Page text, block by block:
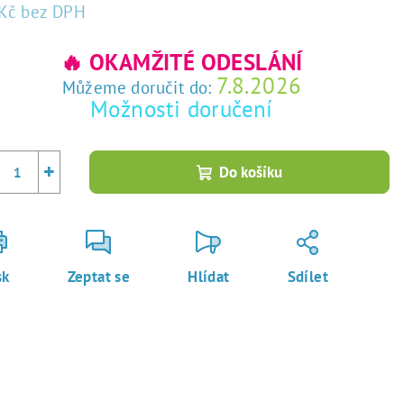
bez DPH
🔥 OKAMŽITÉ ODESLÁNÍ
Můžeme doručit do: 7.8.2026
Možnosti doručení
+ Do košíku
Zeptat se Hlídat Sdílet